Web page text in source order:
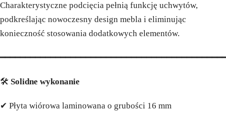
Charakterystyczne podcięcia pełnią funkcję uchwytów,
podkreślając nowoczesny design mebla i eliminując
konieczność stosowania dodatkowych elementów.
🛠️ Solidne wykonanie
✔ Płyta wiórowa laminowana o grubości 16 mm